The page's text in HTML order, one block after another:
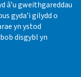
â’u gweithgareddau
gyda’i gilydd o
yn ystod
disgybl yn